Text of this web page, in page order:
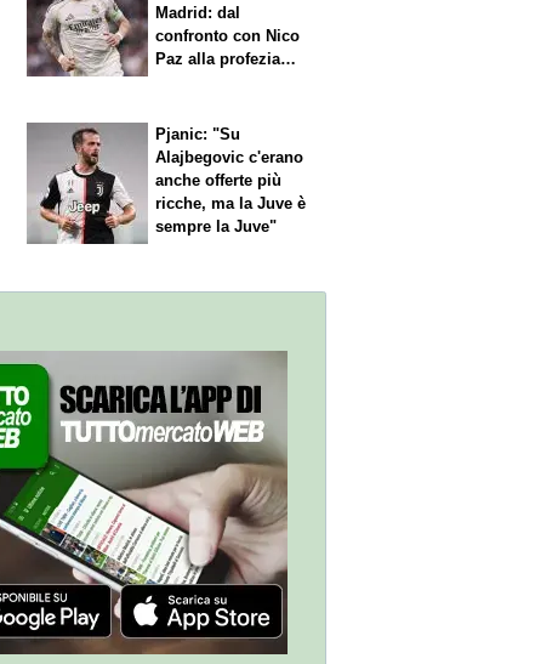
Madrid: dal
confronto con Nico
Paz alla profezia
Pjanic: "Su
Alajbegovic c'erano
anche offerte più
ricche, ma la Juve è
sempre la Juve"